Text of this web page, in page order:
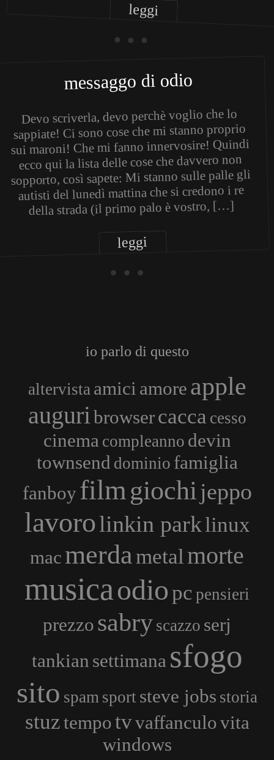
leggi
• • •
messaggo di odio
Devo scriverla, devo perchè voglio che lo
sappiate! Ci sono cose che mi stanno proprio
sui maroni! Che mi fanno innervosire! Quindi
ecco qui la lista delle cose che davvero non
sopporto, così sapete: Mi stanno sulle palle gli
autisti del lunedì mattina che si credono i re
della strada (il primo palo è vostro, […]
leggi
• • •
io parlo di questo
altervista amici amore apple
auguribrowsercacca cesso
cinema compleanno devin
townsend dominio famiglia
fanboyfilmgiochijeppo
lavorolinkin parklinux
mac merdametal morte
musicaodio pc pensieri
prezzo sabry scazzo serj
tankian settimana sfogo
sito spam sport steve jobs storia
stuztempotvvaffanculovita
windows